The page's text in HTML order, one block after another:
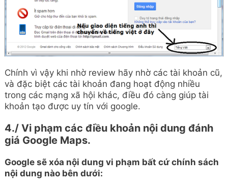
Chính vì vậy khi nhờ review hãy nhờ các tài khoản cũ,
và đặc biệt các tài khoản đang hoạt động nhiều
trong các mạng xã hội khác, điều đó càng giúp tài
khoản tạo được uy tín với google.
4./ Vi phạm các điều khoản nội dung đánh
giá Google Maps.
Google sẽ xóa nội dung vi phạm bất cứ chính sách
nội dung nào bên dưới: